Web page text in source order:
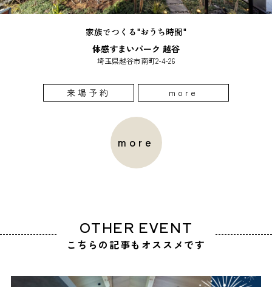
家族でつくる"おうち時間"
体感すまいパーク 越谷
埼玉県越谷市南町2-4-26
来場予約 more
more
OTHER EVENT
こちらの記事もオススメです